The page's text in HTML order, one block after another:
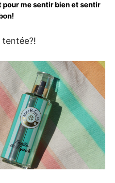
me sentir bien et sentir
tentée?!